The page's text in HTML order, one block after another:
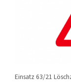
Einsatz 63/21